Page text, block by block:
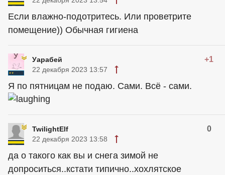
Если влажно-подотритесь. Или проветрите
помещение)) Обычная гигиена
Уарабей +1
22 декабря 2023 13:57
Я по пятницам не подаю. Сами. Всё - сами.
TwilightElf 0
22 декабря 2023 13:58
да о такого как вы и снега зимой не
допроситься..кстати типично..хохлятское